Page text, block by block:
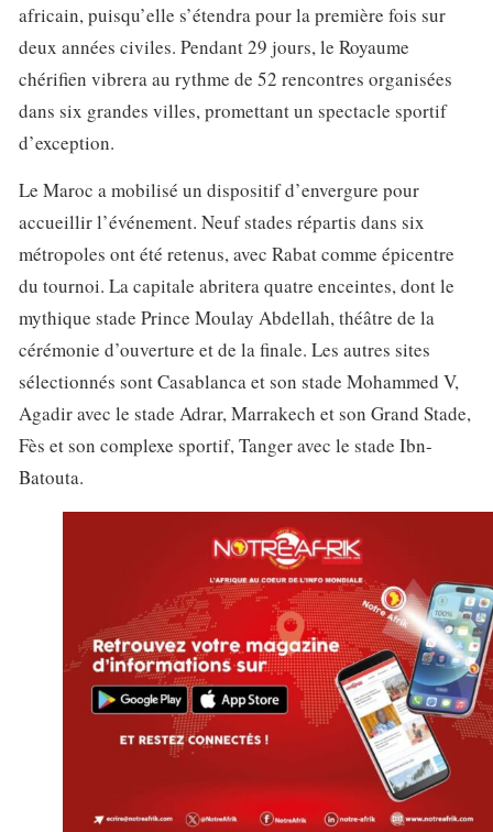
africain, puisqu’elle s’étendra pour la première fois sur
deux années civiles. Pendant 29 jours, le Royaume
chérifien vibrera au rythme de 52 rencontres organisées
dans six grandes villes, promettant un spectacle sportif
d’exception.
Le Maroc a mobilisé un dispositif d’envergure pour
accueillir l’événement. Neuf stades répartis dans six
métropoles ont été retenus, avec Rabat comme épicentre
du tournoi. La capitale abritera quatre enceintes, dont le
mythique stade Prince Moulay Abdellah, théâtre de la
cérémonie d’ouverture et de la finale. Les autres sites
sélectionnés sont Casablanca et son stade Mohammed V,
Agadir avec le stade Adrar, Marrakech et son Grand Stade,
Fès et son complexe sportif, Tanger avec le stade Ibn-
Batouta.